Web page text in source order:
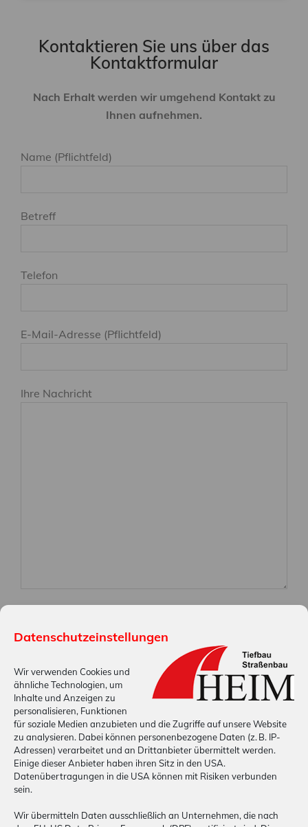
Datenschutzeinstellungen
Wir verwenden Cookies und
ähnliche Technologien, um
Inhalte und Anzeigen zu
personalisieren, Funktionen
für soziale Medien anzubieten und die Zugriffe auf unsere Website
zu analysieren. Dabei können personenbezogene Daten (z. B. IP-
Adressen) verarbeitet und an Drittanbieter übermittelt werden.
Einige dieser Anbieter haben ihren Sitz in den USA.
Datenübertragungen in die USA können mit Risiken verbunden
sein.
Wir übermitteln Daten ausschließlich an Unternehmen, die nach
Kontaktieren Sie uns über das
Kontaktformular
Nach Erhalt werden wir umgehend Kontakt zu
Ihnen aufnehmen.
Name (Pflichtfeld)
Betreff
Telefon
E-Mail-Adresse (Pflichtfeld)
Ihre Nachricht
eingeben)
Ich stimme zu, dass meine Angaben aus dem
Kontaktformular zur Beantwortung meiner Anfrage
erhoben und verarbeitet werden. Die Daten werden
nach abgeschlossener Bearbeitung Ihrer Anfrage
gelöscht. Hinweis: Sie können Ihre Einwilligung
jederzeit für die Zukunft per E-Mail an info@heim-
strassenbau.com widerrufen. Detaillierte
Informationen zum Umgang mit Nutzerdaten finden